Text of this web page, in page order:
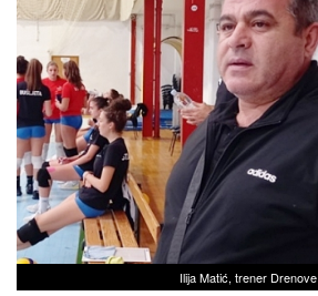
Ilija Matić, trener Drenove